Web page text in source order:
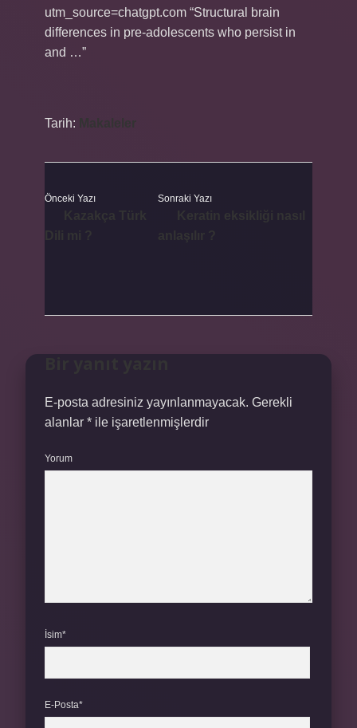
utm_source=chatgpt.com “Structural brain
differences in pre-adolescents who persist in
and …”
Tarih:
Önceki Yazı Sonraki Yazı
E-posta adresiniz yayınlanmayacak. Gerekli
alanlar * ile işaretlenmişlerdir
Yorum
İsim*
E-Posta*